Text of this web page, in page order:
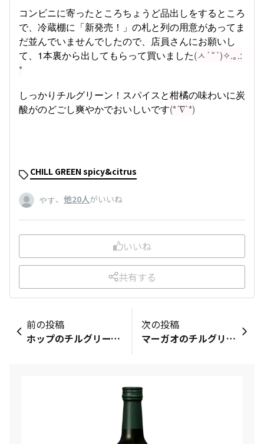
コンビニに寄ったところちょうど品出しをするところ
で、冷蔵棚に「新発売！」の札と列の用意があってま
だ並んでいませんでしたので、店員さんにお願いし
て、1本裏から出してもらって買いました(ㅅ´ ˘ `)✧.｡.:
*
しっかりチルグリーン！スパイスと柑橘の味わいに炭
酸がのどごし爽やかでおいしいです(*´∇`*)
CHILL GREEN spicy&citrus
やす、 他20人がいいね
いいね
共有する
前の投稿
ホップのチルグリーン達 出水市
次の投稿
マーガオのチルグリーン 西広島駅